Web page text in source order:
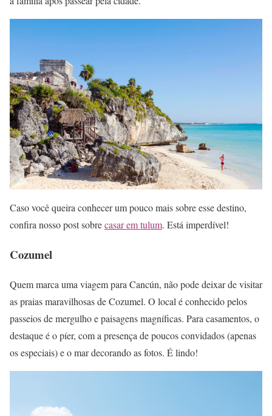
Caso você queira conhecer um pouco mais sobre esse destino,
confira nosso post sobrecasar em tulum. Está imperdível!
Cozumel
Quem marca uma viagem para Cancún, não pode deixar de visitar
as praias maravilhosas de Cozumel. O local é conhecido pelos
passeios de mergulho e paisagens magníficas. Para casamentos, o
destaque é o píer, com a presença de poucos convidados (apenas
os especiais) e o mar decorando as fotos. É lindo!